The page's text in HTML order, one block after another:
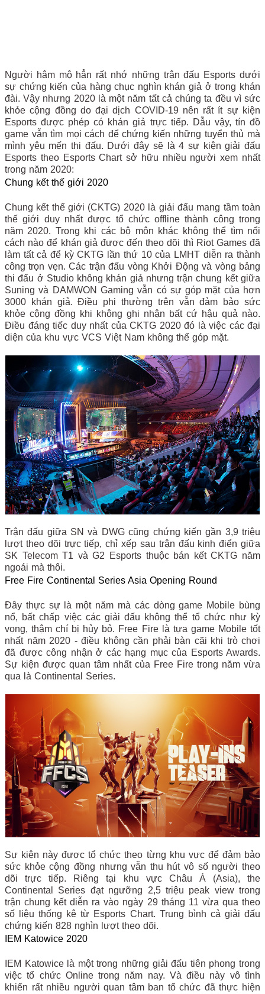
Người hâm mộ hẳn rất nhớ những trận đấu Esports dưới
sự chứng kiến của hàng chục nghìn khán giả ở trong khán
đài. Vậy nhưng 2020 là một năm tất cả chúng ta đều vì sức
khỏe cộng đồng do đại dịch COVID-19 nên rất ít sự kiện
Esports được phép có khán giả trực tiếp. Dẫu vậy, tín đồ
game vẫn tìm mọi cách để chứng kiến những tuyển thủ mà
mình yêu mến thi đấu. Dưới đây sẽ là 4 sự kiện giải đấu
Esports theo Esports Chart sở hữu nhiều người xem nhất
trong năm 2020:
Chung kết thế giới 2020
Chung kết thế giới (CKTG) 2020 là giải đấu mang tầm toàn
thế giới duy nhất được tổ chức offline thành công trong
năm 2020. Trong khi các bộ môn khác không thể tìm nổi
cách nào để khán giả được đến theo dõi thì Riot Games đã
làm tất cả để kỳ CKTG lần thứ 10 của LMHT diễn ra thành
công trọn vẹn. Các trận đấu vòng Khởi Động và vòng bảng
thi đấu ở Studio không khán giả nhưng trận chung kết giữa
Suning và DAMWON Gaming vẫn có sự góp mặt của hơn
3000 khán giả. Điều phi thường trên vẫn đảm bảo sức
khỏe cộng đồng khi không ghi nhận bất cứ hậu quả nào.
Điều đáng tiếc duy nhất của CKTG 2020 đó là việc các đại
diện của khu vực VCS Việt Nam không thể góp mặt.
Trận đấu giữa SN và DWG cũng chứng kiến gần 3,9 triệu
lượt theo dõi trực tiếp, chỉ xếp sau trận đấu kinh điển giữa
SK Telecom T1 và G2 Esports thuộc bán kết CKTG năm
ngoái mà thôi.
Free Fire Continental Series Asia Opening Round
Đây thực sự là một năm mà các dòng game Mobile bùng
nổ, bất chấp việc các giải đấu không thể tổ chức như kỳ
vọng, thậm chí bị hủy bỏ. Free Fire là tựa game Mobile tốt
nhất năm 2020 - điều không cần phải bàn cãi khi trò chơi
đã được công nhận ở các hạng mục của Esports Awards.
Sự kiện được quan tâm nhất của Free Fire trong năm vừa
qua là Continental Series.
Sự kiện này được tổ chức theo từng khu vực để đảm bảo
sức khỏe cộng đồng nhưng vẫn thu hút vô số người theo
dõi trực tiếp. Riêng tại khu vực Châu Á (Asia), the
Continental Series đạt ngưỡng 2,5 triệu peak view trong
trận chung kết diễn ra vào ngày 29 tháng 11 vừa qua theo
số liệu thống kê từ Esports Chart. Trung bình cả giải đấu
chứng kiến 828 nghìn lượt theo dõi.
IEM Katowice 2020
IEM Katowice là một trong những giải đấu tiên phong trong
việc tổ chức Online trong năm nay. Và điều này vô tình
khiến rất nhiều người quan tâm ban tổ chức đã thực hiện